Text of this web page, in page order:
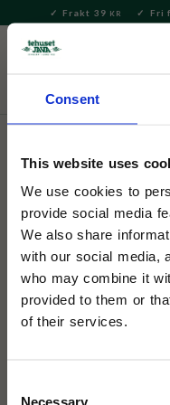
Consent
This website uses
We use cookies to
provide social media
We also share
with our social media,
who may combine it
provided to them or
of their services.
Necessary
Meny
Frakt 39 KR Fri
Te Tepåsar
Mumin
20påsar
Ekologiskt örtte med
pepparmynta. 20
Mumin